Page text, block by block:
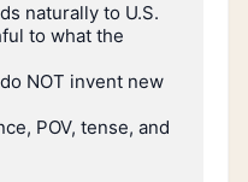
naturally to U.S.
to what the
NOT invent new
POV, tense, and